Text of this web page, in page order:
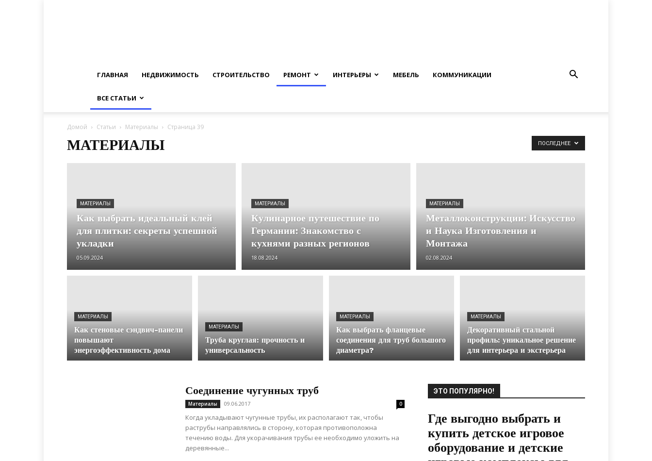
ГЛАВНАЯ НЕДВИЖИМОСТЬ СТРОИТЕЛЬСТВО РЕМОНТ ИНТЕРЬЕРЫ МЕБЕЛЬ КОММУНИКАЦИИ
ВСЕ СТАТЬИ
Домой Статьи Материалы Страница 39
МАТЕРИАЛЫ ПОСЛЕДНЕЕ
МАТЕРИАЛЫ
Как выбрать идеальный клей
для плитки: секреты успешной
укладки
05.09.2024
МАТЕРИАЛЫ
Кулинарное путешествие по
Германии: Знакомство с
кухнями разных регионов
18.08.2024
МАТЕРИАЛЫ
Металлоконструкции: Искусство
и Наука Изготовления и
Монтажа
02.08.2024
МАТЕРИАЛЫ
Как стеновые сэндвич-панели
повышают
энергоэффективность дома
МАТЕРИАЛЫ
Труба круглая: прочность и
универсальность
МАТЕРИАЛЫ
Как выбрать фланцевые
соединения для труб большого
диаметра?
МАТЕРИАЛЫ
Декоративный стальной
профиль: уникальное решение
для интерьера и экстерьера
Соединение чугунных труб
Материалы 09.06.2017 0
Когда укладывают чугунные трубы, их располагают так, чтобы
раструбы направлялись в сторону, которая противоположна
течению воды. Для укорачивания трубы ее необходимо уложить на
деревянные...
ЭТО ПОПУЛЯРНО!
Где выгодно выбрать и
купить детское игровое
оборудование и детские